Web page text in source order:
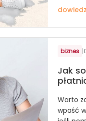
biznes |
Jak
Warto
wpaść